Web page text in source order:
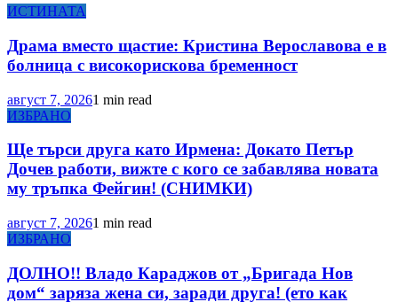
ИСТИНАТА
Драма вместо щастие: Кристина Верославова е в
болница с високорискова бременност
август 7, 20261 min read
ИЗБРАНО
Ще търси друга като Ирмена: Докато Петър
Дочев работи, вижте с кого се забавлява новата
му тръпка Фейгин! (СНИМКИ)
август 7, 20261 min read
ИЗБРАНО
ДОЛНО!! Владо Караджов от „Бригада Нов
дом“ заряза жена си, заради друга! (ето как